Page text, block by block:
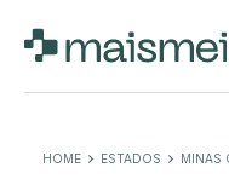
HOME ESTADOS MINAS